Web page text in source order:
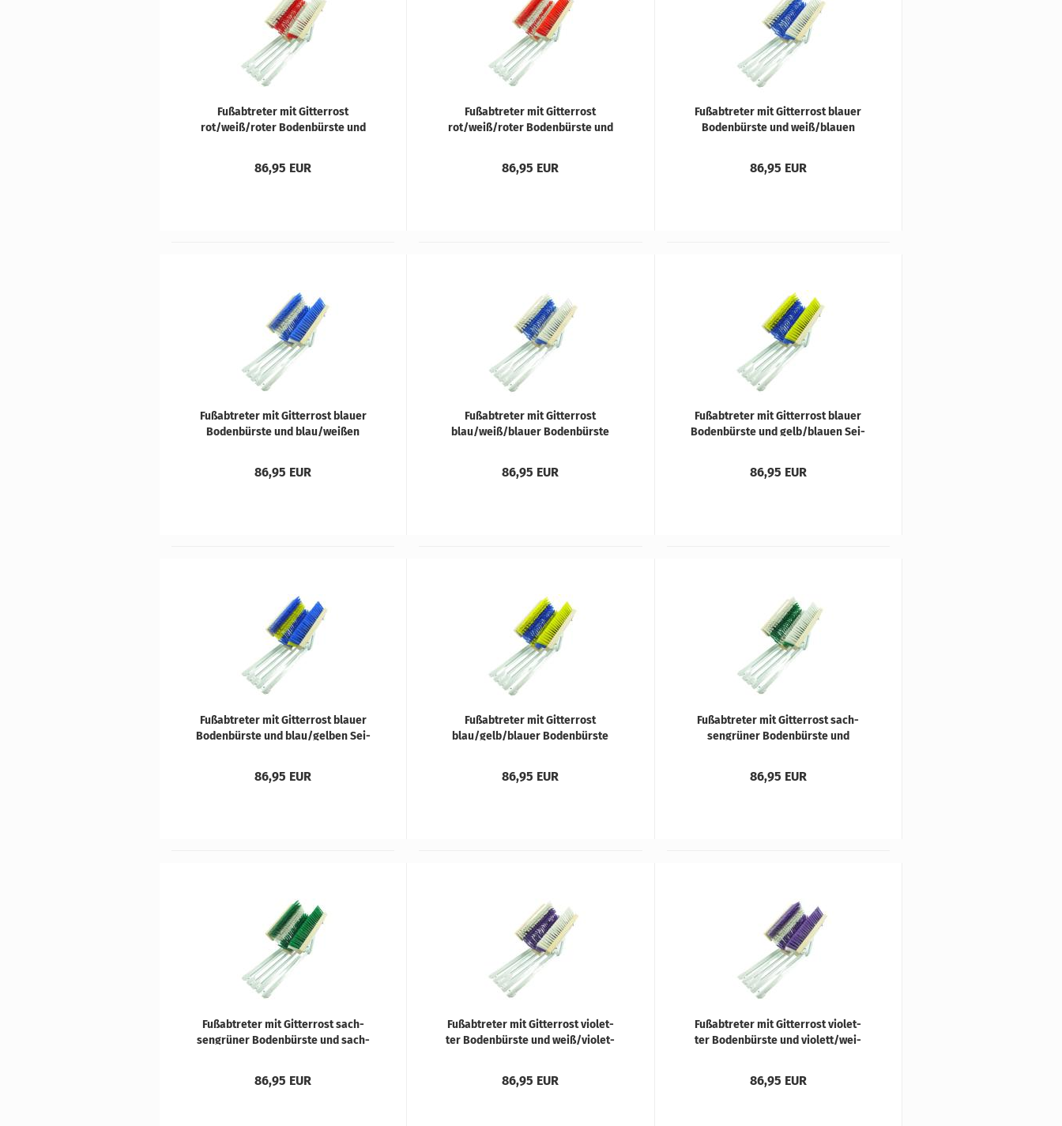
Fuß­ab­tre­ter mit Git­ter­rost
rot/weiß/roter Bo­den­bürs­te und
86,95 EUR
Fuß­ab­tre­ter mit Git­ter­rost
rot/weiß/roter Bo­den­bürs­te und
86,95 EUR
Fuß­ab­tre­ter mit Git­ter­rost blau­er
Bo­den­bürs­te und weiß/blau­en
86,95 EUR
Fuß­ab­tre­ter mit Git­ter­rost blau­er
Bo­den­bürs­te und blau/wei­ßen
86,95 EUR
Fuß­ab­tre­ter mit Git­ter­rost
blau/weiß/blau­er Bo­den­bürs­te
86,95 EUR
Fuß­ab­tre­ter mit Git­ter­rost blau­er
Bo­den­bürs­te und gelb/blau­en Sei­
86,95 EUR
Fuß­ab­tre­ter mit Git­ter­rost blau­er
Bo­den­bürs­te und blau/gel­ben Sei­
86,95 EUR
Fuß­ab­tre­ter mit Git­ter­rost
blau/gelb/blau­er Bo­den­bürs­te
86,95 EUR
Fuß­ab­tre­ter mit Git­ter­rost sach­
sen­grü­ner Bo­den­bürs­te und
86,95 EUR
Fuß­ab­tre­ter mit Git­ter­rost sach­
sen­grü­ner Bo­den­bürs­te und sach­
86,95 EUR
Fuß­ab­tre­ter mit Git­ter­rost vio­let­
ter Bo­den­bürs­te und weiß/vio­let­
86,95 EUR
Fuß­ab­tre­ter mit Git­ter­rost vio­let­
ter Bo­den­bürs­te und vio­lett/wei­
86,95 EUR